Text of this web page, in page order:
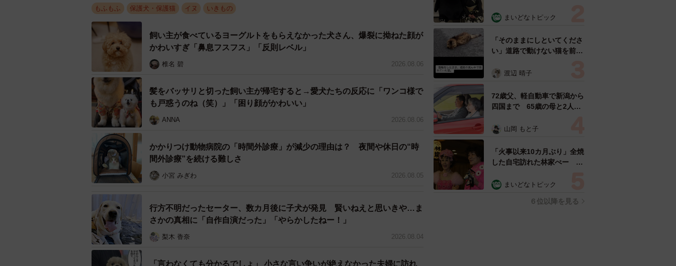
もふもふ 保護犬・保護猫 イヌ いきもの
飼い主が食べているヨーグルトをもらえなかった犬さん、爆裂に拗ねた顔が
かわいすぎ「鼻息フスフス」「反則レベル」
椎名 碧 2026.08.06
髪をバッサリと切った飼い主が帰宅すると→愛犬たちの反応に「ワンコ様で
も戸惑うのね（笑）」「困り顔がかわいい」
ANNA 2026.08.06
かかりつけ動物病院の「時間外診療」が減少の理由は？ 夜間や休日の“時
間外診療”を続ける難しさ
小宮 みぎわ 2026.08.05
行方不明だったセーター、数カ月後に子犬が発見 賢いねえと思いきや…ま
さかの真相に「自作自演だった」「やらかしたねー！」
梨木 香奈 2026.08.04
「言わなくても分かるでしょ」 小さな言い争いが絶えなかった夫婦に訪れ
めらい 「痛いほど伝わる」
まいどなトピック
「そのままにしといてくださ
い」道路で動けない猫を前に
ようとした4日間 「命の重
表の訴え
渡辺 晴子
72歳父、軽自動車で新潟から
四国まで 65歳の母と2人で
憩まで分刻み… 「大学生で
山岡 もと子
「火事以来10カ月ぶり」全焼
した自宅訪れた林家ぺー 内
ン状態の部屋に呆然
まいどなトピック
６位以降を見る